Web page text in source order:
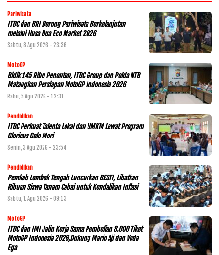
Pariwisata
ITDC dan BRI Dorong Pariwisata Berkelanjutan
melalui Nusa Dua Eco Market 2026
Sabtu, 8 Agu 2026 - 23:36
MotoGP
Bidik 145 Ribu Penonton, ITDC Group dan Polda NTB
Matangkan Persiapan MotoGP Indonesia 2026
Rabu, 5 Agu 2026 - 12:31
Pendidikan
ITDC Perkuat Talenta Lokal dan UMKM Lewat Program
Glorious Golo Mori
Senin, 3 Agu 2026 - 23:54
Pendidikan
Pemkab Lombok Tengah Luncurkan BESTI, Libatkan
Ribuan Siswa Tanam Cabai untuk Kendalikan Inflasi
Sabtu, 1 Agu 2026 - 09:13
MotoGP
ITDC dan IMI Jalin Kerja Sama Pembelian 8.000 Tiket
MotoGP Indonesia 2026,Dukung Mario Aji dan Veda
Ega